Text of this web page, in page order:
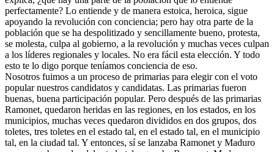
perfectamente? Lo entiende y de manera estoica, heroica, sigue
apoyando la revolución con conciencia; pero hay otra parte de la
población que se ha despolitizado y sencillamente bueno, protesta,
se molesta, culpa al gobierno, a la revolución y muchas veces culpan
a los líderes regionales y locales. No era fácil esta elección. Y todo
esto te lo digo porque teníamos conciencia de eso.
Nosotros fuimos a un proceso de primarias para elegir con el voto
popular nuestros candidatos y candidatas. Las primarias fueron
buenas, buena participación popular. Pero después de las primarias
Ramonet, quedaron heridas en las regiones, en los estados, en los
municipios, muchas veces quedaron divididos en dos grupos, dos
toletes, tres toletes en el estado tal, en el estado tal, en el municipio
tal, en la ciudad tal. Y entonces, sí se lanzaba Ramonet y Maduro